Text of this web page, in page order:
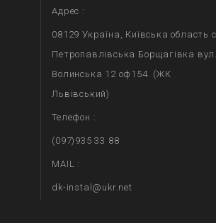
Адрес :
08129 Україна, Київська область с.
Петропавлівська Борщагівка вул.
Волинська 12 оф154. (ЖК
Львівський)
Телефон :
(097)935 33 88
MAIL :
dk-instal@ukr.net